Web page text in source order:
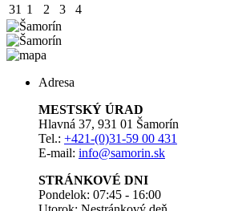
31 1 2 3 4
Adresa
MESTSKÝ ÚRAD
Hlavná 37, 931 01 Šamorín
Tel.: +421-(0)31-59 00 431
E-mail: info@samorin.sk
STRÁNKOVÉ DNI
Pondelok: 07:45 - 16:00